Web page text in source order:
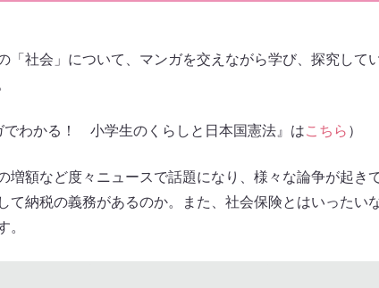
「社会」について、マンガを交えながら学び、探究して
でわかる！ 小学生のくらしと日本国憲法』はこちら ）
増額など度々ニュースで話題になり、様々な論争が起き
て納税の義務があるのか。また、社会保険とはいったい
。